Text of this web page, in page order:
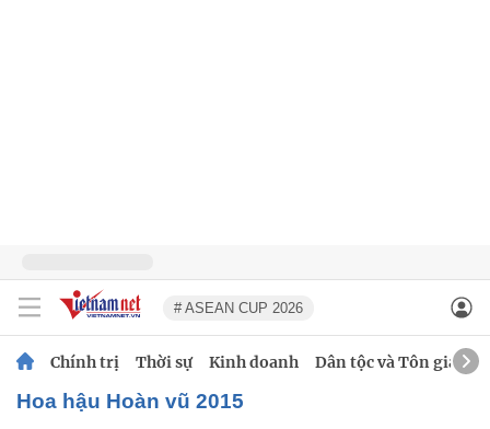
# ASEAN CUP 2026
Chính trị Thời sự Kinh doanh Dân tộc và Tôn giáo
Hoa hậu Hoàn vũ 2015